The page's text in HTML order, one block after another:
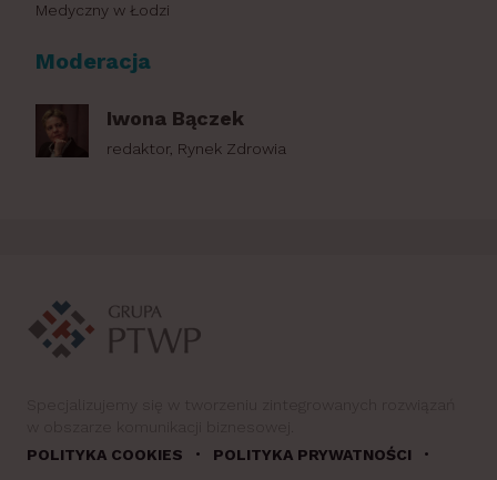
Medyczny w Łodzi
Moderacja
Iwona Bączek
redaktor, Rynek Zdrowia
POLITYKA COOKIES
• POLITYKA PRYWATNOŚCI •